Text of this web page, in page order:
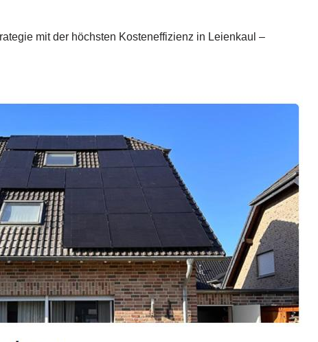
mit der höchsten Kosteneffizienz in Leienkaul –